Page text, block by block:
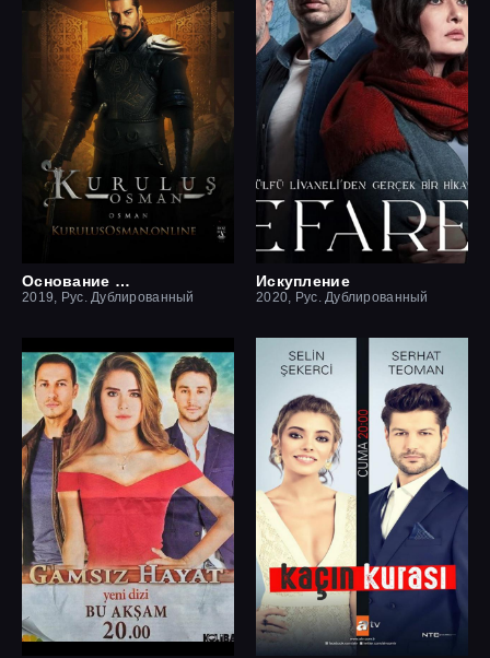
Основание Осман
2019, Рус. Дублированный
Искупление
2020, Рус. Дублированный